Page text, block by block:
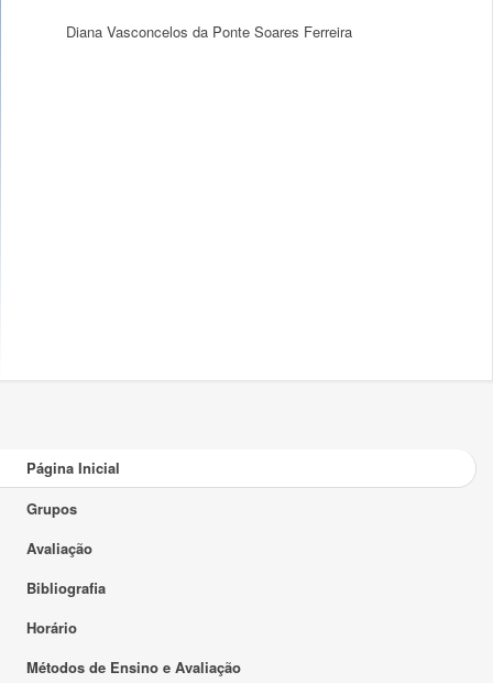
Diana Vasconcelos da Ponte Soares Ferreira
Página Inicial
Grupos
Avaliação
Bibliografia
Horário
Métodos de Ensino e Avaliação